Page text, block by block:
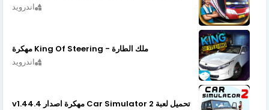
اندرويد
ملك الطارة - King Of Steering مهكرة
اندرويد
تحميل لعبة Car Simulator 2 مهكرة اصدار v1.44.4